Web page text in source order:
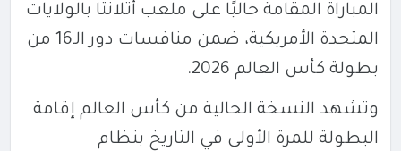
المباراة المقامة حاليًا على ملعب أتلانتا بالولايات
المتحدة الأمريكية، ضمن منافسات دور الـ16 من
بطولة كأس العالم 2026.
وتشهد النسخة الحالية من كأس العالم إقامة
البطولة للمرة الأولى في التاريخ بنظام